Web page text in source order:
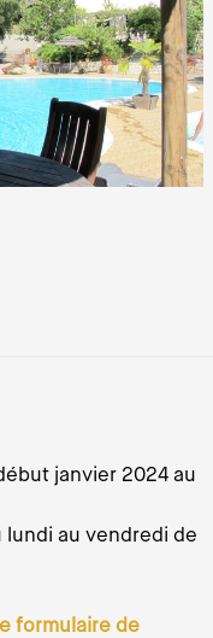
janvier 2024 au
au vendredi de
formulaire de